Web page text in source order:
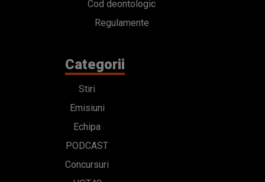
Cod deontologic
Regulamente
Categorii
Stiri
Emisiuni
Echipa
PODCAST
Concursuri